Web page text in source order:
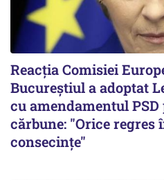
Reacția Comisiei
Bucureștiul a adoptat
cu amendamentul
cărbune: "Orice regres
consecințe"